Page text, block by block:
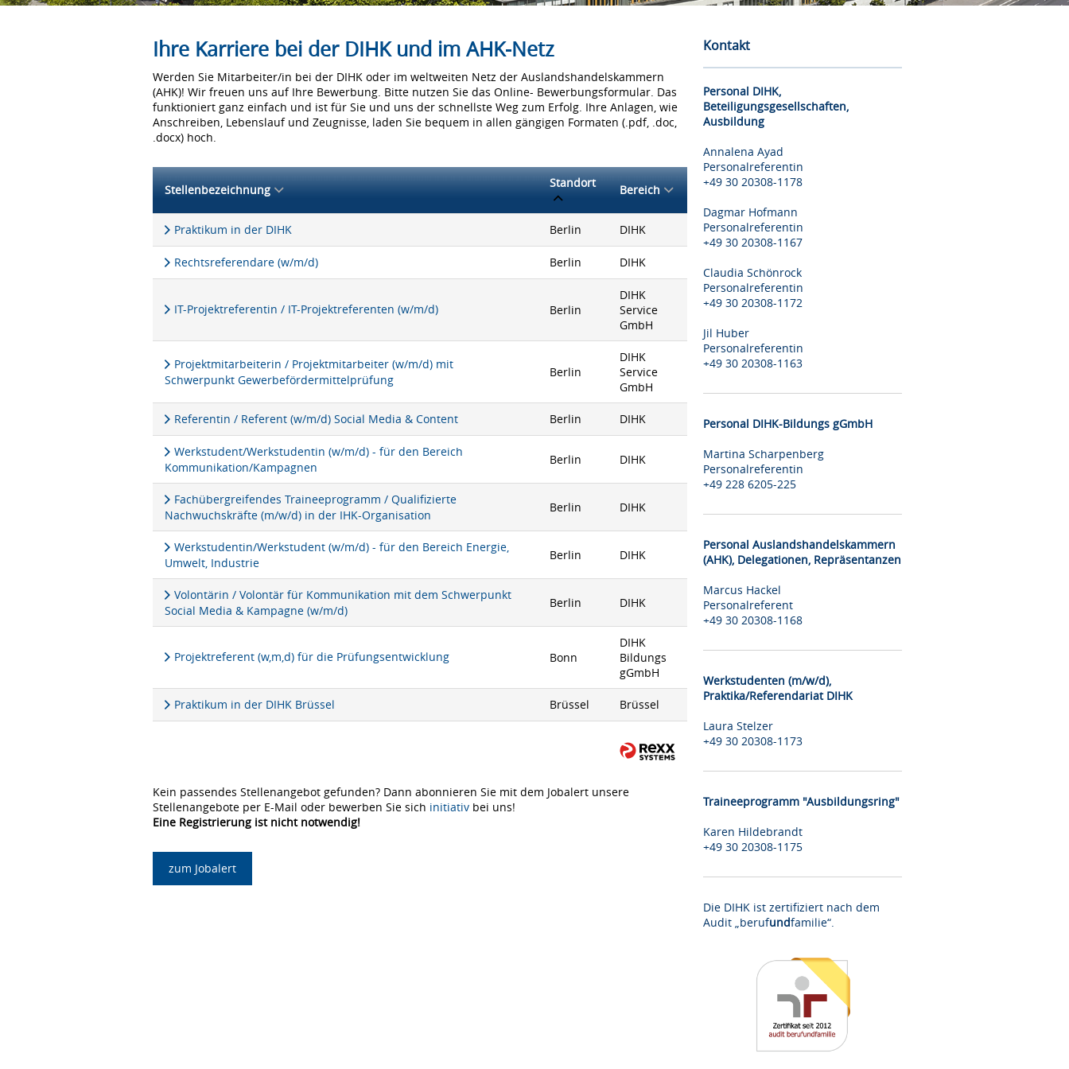
Ihre Karriere bei der DIHK und im AHK-Netz
Werden Sie Mitarbeiter/in bei der DIHK oder im weltweiten Netz der Auslandshandelskammern
(AHK)! Wir freuen uns auf Ihre Bewerbung. Bitte nutzen Sie das Online- Bewerbungsformular. Das
funktioniert ganz einfach und ist für Sie und uns der schnellste Weg zum Erfolg. Ihre Anlagen, wie
Anschreiben, Lebenslauf und Zeugnisse, laden Sie bequem in allen gängigen Formaten (.pdf, .doc,
.docx) hoch.
Stellenbezeichnung Standort Bereich
Praktikum in der DIHK Berlin DIHK
Rechtsreferendare (w/m/d) Berlin DIHK
IT-Projektreferentin / IT-Projektreferenten (w/m/d) Berlin
DIHK
Service
GmbH
Projektmitarbeiterin / Projektmitarbeiter (w/m/d) mit
Schwerpunkt Gewerbefördermittelprüfung
Berlin
DIHK
Service
GmbH
Referentin / Referent (w/m/d) Social Media & Content Berlin DIHK
Werkstudent/Werkstudentin (w/m/d) - für den Bereich
Kommunikation/Kampagnen
Berlin DIHK
Fachübergreifendes Traineeprogramm / Qualifizierte
Nachwuchskräfte (m/w/d) in der IHK-Organisation
Berlin DIHK
Werkstudentin/Werkstudent (w/m/d) - für den Bereich Energie,
Umwelt, Industrie
Berlin DIHK
Volontärin / Volontär für Kommunikation mit dem Schwerpunkt
Social Media & Kampagne (w/m/d)
Berlin DIHK
Projektreferent (w,m,d) für die Prüfungsentwicklung Bonn
DIHK
Bildungs
gGmbH
Praktikum in der DIHK Brüssel Brüssel Brüssel
Kein passendes Stellenangebot gefunden? Dann abonnieren Sie mit dem Jobalert unsere
Stellenangebote per E-Mail oder bewerben Sie sich initiativ bei uns!
Eine Registrierung ist nicht notwendig!
zum Jobalert
Kontakt
Personal DIHK,
Beteiligungsgesellschaften,
Ausbildung
Annalena Ayad
Personalreferentin
+49 30 20308-1178
Dagmar Hofmann
Personalreferentin
+49 30 20308-1167
Claudia Schönrock
Personalreferentin
+49 30 20308-1172
Jil Huber
Personalreferentin
+49 30 20308-1163
Personal DIHK-Bildungs gGmbH
Martina Scharpenberg
Personalreferentin
+49 228 6205-225
Personal Auslandshandelskammern
(AHK), Delegationen, Repräsentanzen
Marcus Hackel
Personalreferent
+49 30 20308-1168
Werkstudenten (m/w/d),
Praktika/Referendariat DIHK
Laura Stelzer
+49 30 20308-1173
Traineeprogramm "Ausbildungsring"
Karen Hildebrandt
+49 30 20308-1175
Die DIHK ist zertifiziert nach dem
Audit „berufundfamilie“.